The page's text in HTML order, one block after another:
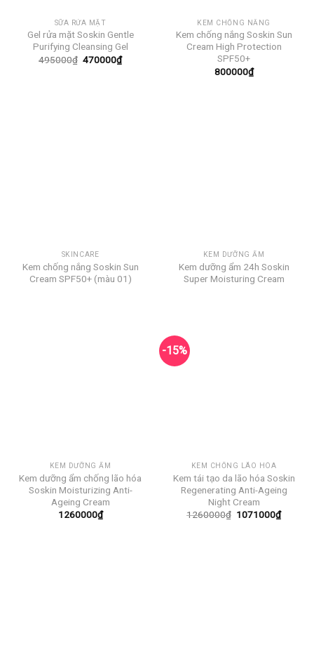
SỮA RỬA MẶT
Gel rửa mặt Soskin Gentle
Purifying Cleansing Gel
495000₫ Giá
470000₫Giá
hiện
KEM CHỐNG NẮNG
Kem chống nắng Soskin Sun
Cream High Protection
SPF50+
800000₫
SKINCARE
Kem chống nắng Soskin Sun
Cream SPF50+ (màu 01)
KEM DƯỠNG ẨM
Kem dưỡng ẩm 24h Soskin
Super Moisturing Cream
KEM DƯỠNG ẨM
Kem dưỡng ẩm chống lão hóa
Soskin Moisturizing Anti-
Ageing Cream
1260000₫
-15%
KEM CHỐNG LÃO HÓA
Kem tái tạo da lão hóa Soskin
Regenerating Anti-Ageing
Night Cream
1260000₫ Giá
1071000₫Giá
hiện